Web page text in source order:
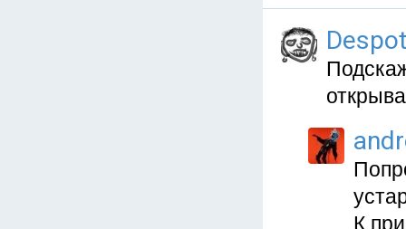
К